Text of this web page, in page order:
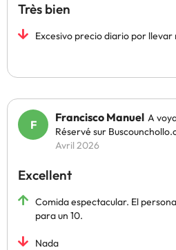
Très bien
Excesivo precio diario por llevar
Francisco Manuel A
Réservé sur
Avril 2026
Excellent
Comida espectacular. El
para un 10.
Nada